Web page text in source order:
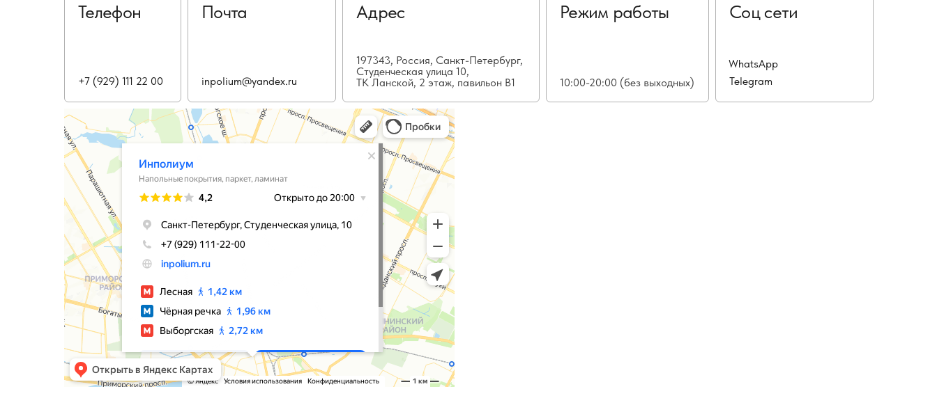
Телефон Почта Адрес
197343, Россия, Санкт-Петербург,
Студенческая улица 10,
ТК Ланской, 2 этаж, павильон В1
Режим работы
10:00-20:00 (без выходных)
Соц сети
+7 (929) 111 22 00 inpolium@yandex.ru
WhatsApp
Telegram